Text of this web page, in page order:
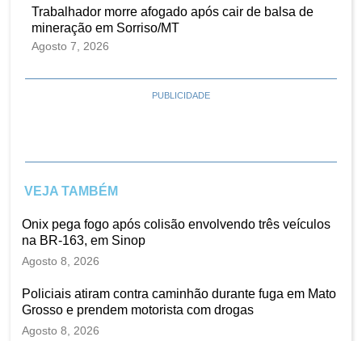
Trabalhador morre afogado após cair de balsa de
mineração em Sorriso/MT
Agosto 7, 2026
PUBLICIDADE
VEJA TAMBÉM
Onix pega fogo após colisão envolvendo três veículos
na BR-163, em Sinop
Agosto 8, 2026
Policiais atiram contra caminhão durante fuga em Mato
Grosso e prendem motorista com drogas
Agosto 8, 2026